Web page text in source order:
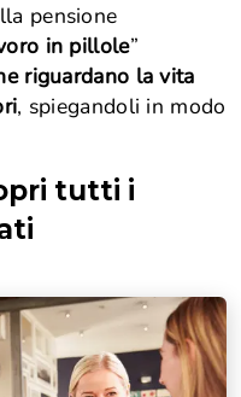
pensione
in pillole”
riguardano la vita
, spiegandoli in modo
tutti i